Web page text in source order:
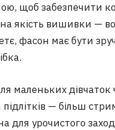
щоб забезпечити
якість вишивки —
фасон має бути
маленьких дівчаток
— більш
для урочистого